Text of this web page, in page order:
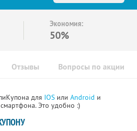
Экономия:
50%
Отзывы Вопросы по акции
для IOS или Android и
Это удобно :)